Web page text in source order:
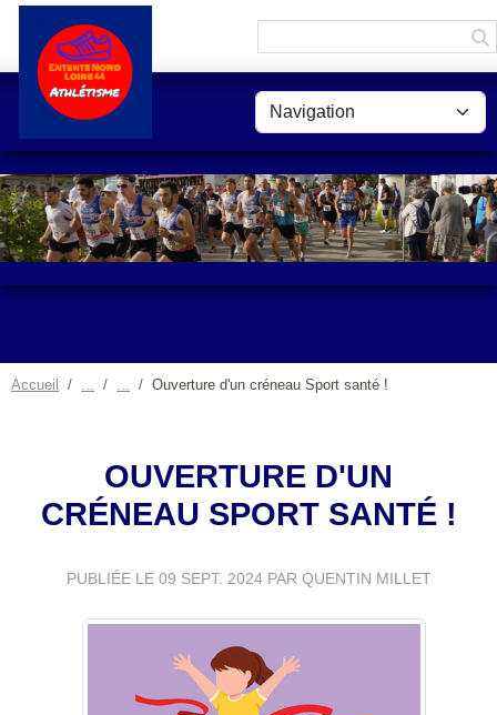
Accueil Ouverture d'un créneau Sport santé !
OUVERTURE D'UN
CRÉNEAU SPORT SANTÉ !
PUBLIÉE LE 09 SEPT. 2024PAR QUENTIN MILLET